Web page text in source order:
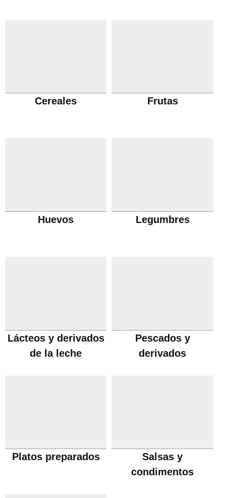
Cereales Frutas
Huevos Legumbres
Lácteos y derivados
de la leche
Pescados y
derivados
Platos preparados
Salsas y
condimentos